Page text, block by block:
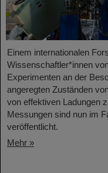
Einem internationalen
Wissenschaftler*innen
Experimenten an der
angeregten Zuständen
von effektiven Ladungen
Messungen sind nun im
veröffentlicht.
Mehr »